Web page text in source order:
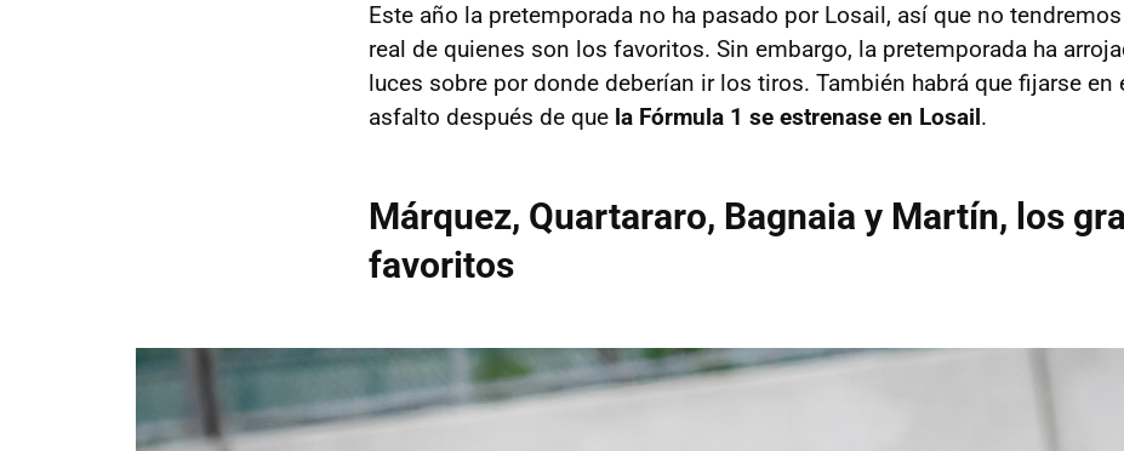
Este año la pretemporada no ha pasado por Losail, así que no
real de quienes son los favoritos. Sin embargo, la pretemporada ha
luces sobre por donde deberían ir los tiros. También habrá que fijarse en
asfalto después de que la Fórmula 1 se estrenase en Losail.
Márquez, Quartararo, Bagnaia y Martín, los
favoritos